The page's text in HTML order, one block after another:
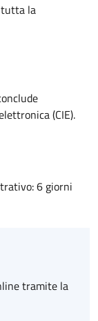
tutta la
(CIE).
6 giorni
tramite la